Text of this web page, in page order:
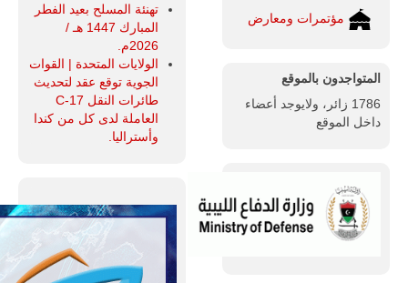
مؤتمرات ومعارض
المتواجدون بالموقع
1786 زائر، ولايوجد أعضاء
داخل الموقع
تهنئة المسلح بعيد الفطر
المبارك 1447 هـ /
2026م.
الولايات المتحدة | القوات
الجوية توقع عقد لتحديث
طائرات النقل C-17
العاملة لدى كل من كندا
وأستراليا.